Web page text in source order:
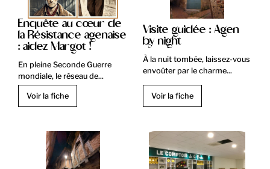
Enquête au cœur de
la Résistance agenaise
: aidez Margot !
En pleine Seconde Guerre
mondiale, le réseau de...
Voir la fiche
Visite guidée : Agen
by night
À la nuit tombée, laissez-vous
envoûter par le charme...
Voir la fiche